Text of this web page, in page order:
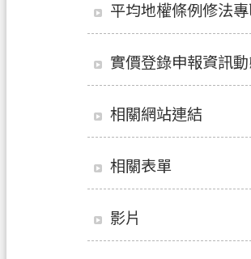
平均地權條例修法
實價登錄申報資訊
相關網站連結
相關表單
影片